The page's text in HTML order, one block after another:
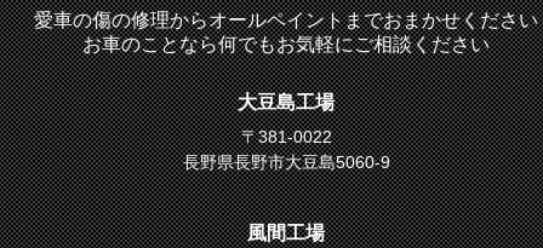
愛車の傷の修理からオールペイントまでおまかせください
お車のことなら何でもお気軽にご相談ください
大豆島工場
〒381-0022
長野県長野市大豆島5060-9
風間工場